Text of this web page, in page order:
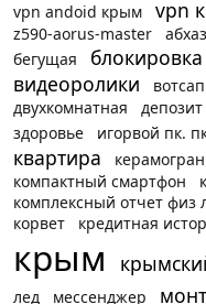
vpn andoid крым vpn
z590-aorus-master
бегущая
блокировка
видеоролики вотсап
двухкомнатная
депозит
здоровье
игорвой пк.
квартира
компактный смартфон
комплексный отчет физ
корвет
кредитная
крым
лед
мессенджер